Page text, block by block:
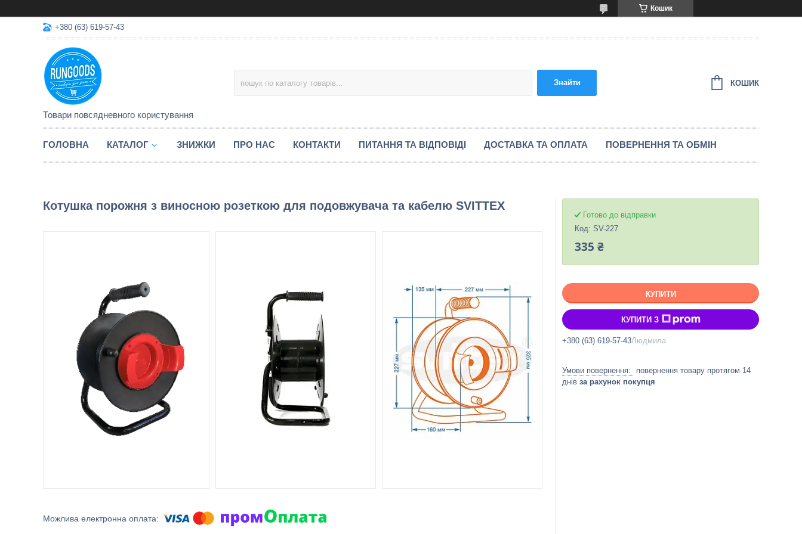
Кошик
+380 (63) 619-57-43
Товари повсядневного користування
Знайти КОШИК
ГОЛОВНА КАТАЛОГ ЗНИЖКИ ПРО НАС КОНТАКТИ ПИТАННЯ ТА ВІДПОВІДІ ДОСТАВКА ТА ОПЛАТА ПОВЕРНЕННЯ ТА ОБМІН
Котушка порожня з виносною розеткою для подовжувача та кабелю SVITTEX
Готово до відправки
Код: SV-227
335 ₴
КУПИТИ
КУПИТИ З
+380 (63) 619-57-43Людмила
повернення товару протягом 14
днів за рахунок покупця